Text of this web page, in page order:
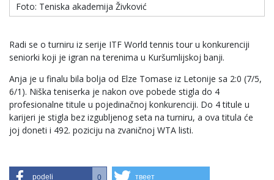
Foto: Teniska akademija Živković
Radi se o turniru iz serije ITF World tennis tour u konkurenciji
seniorki koji je igran na terenima u Kuršumlijskoj banji.
Anja je u finalu bila bolja od Elze Tomase iz Letonije sa 2:0 (7/5,
6/1). Niška teniserka je nakon ove pobede stigla do 4
profesionalne titule u pojedinačnoj konkurenciji. Do 4 titule u
karijeri je stigla bez izgubljenog seta na turniru, a ova titula će
joj doneti i 492. poziciju na zvaničnoj WTA listi.
podeli 0 твеет